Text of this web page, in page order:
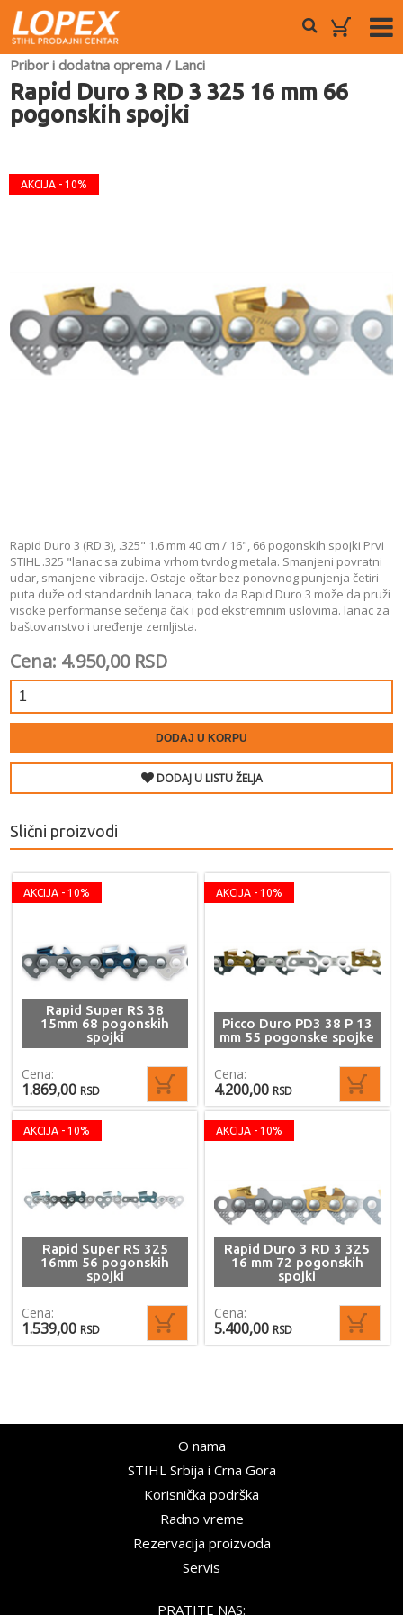
Pribor i dodatna oprema / Lanci
Rapid Duro 3 RD 3 325 16 mm 66
pogonskih spojki
AKCIJA - 10%
Rapid Duro 3 (RD 3), .325" 1.6 mm 40 cm / 16", 66 pogonskih spojki Prvi
STIHL .325 "lanac sa zubima vrhom tvrdog metala. Smanjeni povratni
udar, smanjene vibracije. Ostaje oštar bez ponovnog punjenja četiri
puta duže od standardnih lanaca, tako da Rapid Duro 3 može da pruži
visoke performanse sečenja čak i pod ekstremnim uslovima. lanac za
baštovanstvo i uređenje zemljista.
Cena: 4.950,00 RSD
DODAJ U KORPU
DODAJ U LISTU ŽELJA
Slični proizvodi
AKCIJA - 10%
Rapid Super RS 38
15mm 68 pogonskih
spojki
Cena:
1.869,00 RSD
AKCIJA - 10%
Picco Duro PD3 38 P 13
mm 55 pogonske spojke
Cena:
4.200,00 RSD
AKCIJA - 10%
Rapid Super RS 325
16mm 56 pogonskih
spojki
Cena:
1.539,00 RSD
AKCIJA - 10%
Rapid Duro 3 RD 3 325
16 mm 72 pogonskih
spojki
Cena:
5.400,00 RSD
O nama
STIHL Srbija i Crna Gora
Korisnička podrška
Radno vreme
Rezervacija proizvoda
Servis
PRATITE NAS: